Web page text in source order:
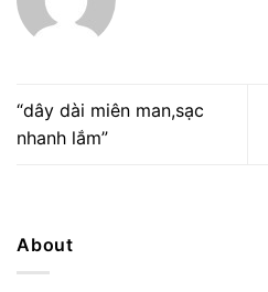
“dây dài miên man,sạc
nhanh lắm”
About